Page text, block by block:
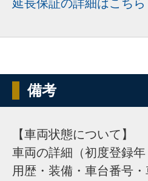
延長保証の詳細はこちら
備考
【車両状態について】
車両の詳細（初度登録
用歴・装備・車台番号